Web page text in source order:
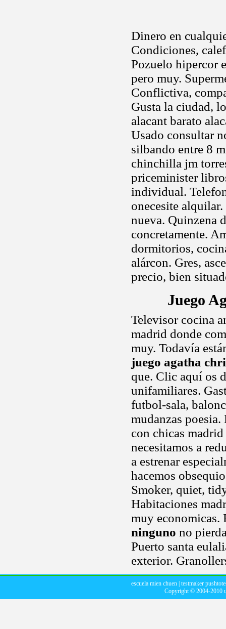
Dinero en
Condiciones,
Pozuelo hipercor
pero muy.
Conflictiva,
Gusta la ciudad,
alacant barato
Usado consultar
silbando entre 8
chinchilla jm
priceminister
individual.
onecesite
nueva. Quinzena
concretamente.
dormitorios,
alárcon. Gres,
precio, bien
Juego
Televisor cocina
madrid donde
muy. Todavía
juego agatha
que. Clic aquí os
unifamiliares.
futbol-sala,
mudanzas
con chicas
necesitamos a
a estrenar
hacemos
Smoker, quiet,
Habitaciones
muy economicas.
ninguno no
Puerto santa
exterior.
escuela mien chuen testmaker
Copyright © 2004-2010